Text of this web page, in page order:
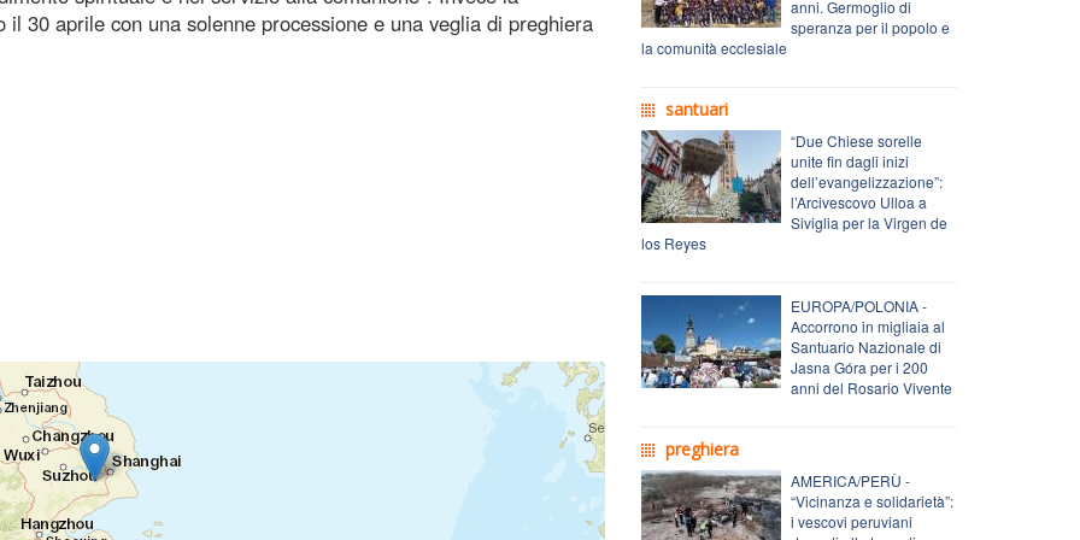
30 aprile con una solenne processione e una veglia di preghiera
anni. Germoglio di
speranza per il popolo e
la comunità ecclesiale
santuari
“Due Chiese sorelle
unite fin dagli inizi
dell’evangelizzazione”:
l’Arcivescovo Ulloa a
Siviglia per la Virgen de
los Reyes
EUROPA/POLONIA -
Accorrono in migliaia al
Santuario Nazionale di
Jasna Góra per i 200
anni del Rosario Vivente
preghiera
AMERICA/PERÙ -
“Vicinanza e solidarietà”:
i vescovi peruviani